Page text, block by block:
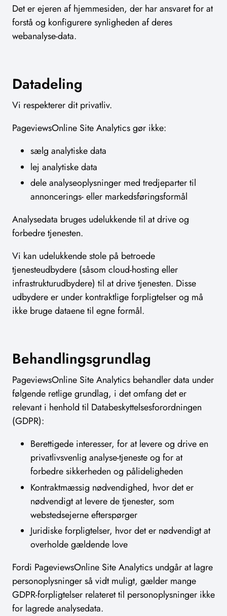
Det er ejeren af hjemmesiden, der har ansvaret for at
forstå og konfigurere synligheden af deres
webanalyse-data.
Datadeling
Vi respekterer dit privatliv.
PageviewsOnline Site Analytics gør ikke:
sælg analytiske data
lej analytiske data
dele analyseoplysninger med tredjeparter til
annoncerings- eller markedsføringsformål
Analysedata bruges udelukkende til at drive og
forbedre tjenesten.
Vi kan udelukkende stole på betroede
tjenesteudbydere (såsom cloud-hosting eller
infrastrukturudbydere) til at drive tjenesten. Disse
udbydere er under kontraktlige forpligtelser og må
ikke bruge dataene til egne formål.
Behandlingsgrundlag
PageviewsOnline Site Analytics behandler data under
følgende retlige grundlag, i det omfang det er
relevant i henhold til Databeskyttelsesforordningen
(GDPR):
Berettigede interesser, for at levere og drive en
privatlivsvenlig analyse-tjeneste og for at
forbedre sikkerheden og pålideligheden
Kontraktmæssig nødvendighed, hvor det er
nødvendigt at levere de tjenester, som
webstedsejerne efterspørger
Juridiske forpligtelser, hvor det er nødvendigt at
overholde gældende love
Fordi PageviewsOnline Site Analytics undgår at lagre
personoplysninger så vidt muligt, gælder mange
GDPR-forpligtelser relateret til personoplysninger ikke
for lagrede analysedata.